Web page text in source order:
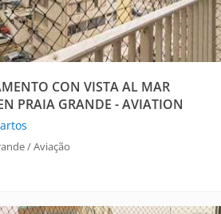
CON VISTA AL MAR
PRAIA GRANDE - AVIATION
/ Aviação